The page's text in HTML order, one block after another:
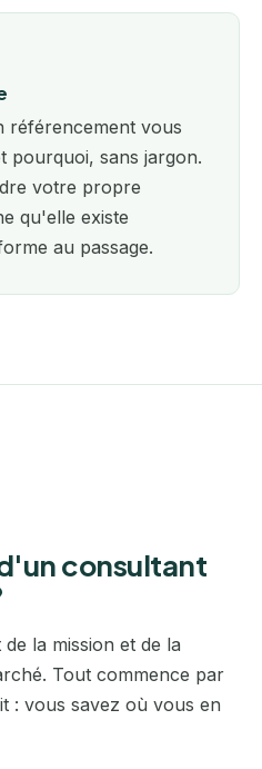
référencement vous
pourquoi, sans jargon.
votre propre
qu'elle existe
au passage.
consultant
la mission et de la
Tout commence par
: vous savez où vous en